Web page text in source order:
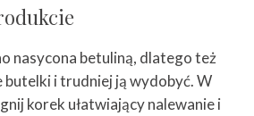
nasycona betuliną, dlatego też
butelki i trudniej ją wydobyć. W
korek ułatwiający nalewanie i